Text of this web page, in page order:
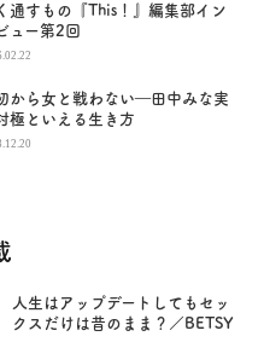
通すもの『This！』編集部イン
ュー第2回
から女と戦わない―田中みな実
極といえる生き方
人生はアップデートしてもセッ
クスだけは昔のまま？／BETSY